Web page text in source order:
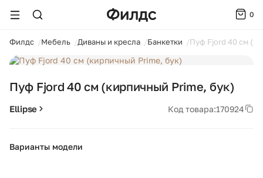
0
Филдс Мебель Диваны и кресла Банкетки Пуф Fjord 40 см
Пуф Fjord 40 см (кирпичный Prime, бук)
Ellipse Код товара:170924
Варианты модели